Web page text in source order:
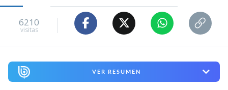
6210
visitas
VER RESUMEN